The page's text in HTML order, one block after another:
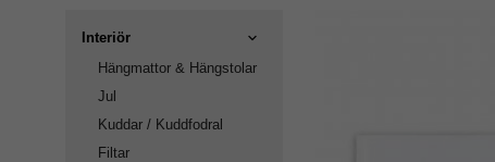
Interiör
Hängmattor & Hängstolar
Jul
Kuddar / Kuddfodral
Filtar